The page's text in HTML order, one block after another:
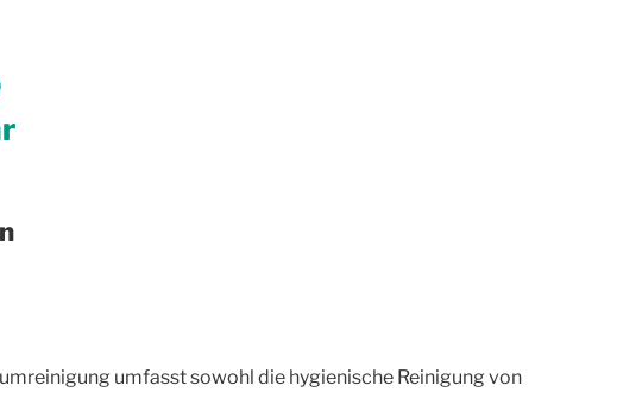
umfasst sowohl die hygienische Reinigung von